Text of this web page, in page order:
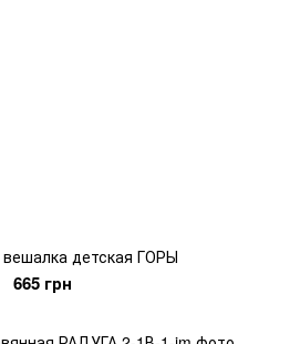
детская ГОРЫ
665 грн